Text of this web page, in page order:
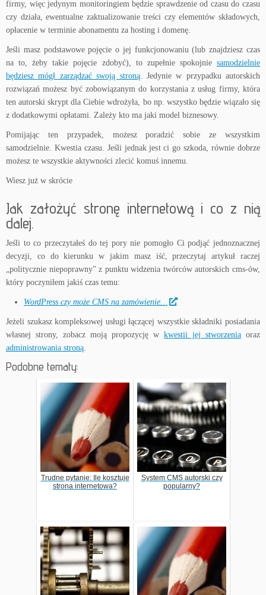
firmy, więc jedynym monitoringiem będzie sprawdzenie od czasu do czasu
czy działa, ewentualne zaktualizowanie treści czy elementów składowych,
opłacenie w terminie abonamentu za hosting i domenę.
Jeśli masz podstawowe pojęcie o jej funkcjonowaniu (lub znajdziesz czas
na to, żeby takie pojęcie zdobyć), to zupełnie spokojnie samodzielnie
będziesz mógł zarządzać swoją stroną. Jedynie w przypadku autorskich
rozwiązań możesz być zobowiązanym do korzystania z usług firmy, która
ten autorski skrypt dla Ciebie wdrożyła, bo np. wszystko będzie wiązało się
z dodatkowymi opłatami. Zależy kto ma jaki model biznesowy.
Pomijając ten przypadek, możesz poradzić sobie ze wszystkim
samodzielnie. Kwestia czasu. Jeśli jednak jest ci go szkoda, równie dobrze
możesz te wszystkie aktywności zlecić komuś innemu.
Wiesz już w skrócie
Jak założyć stronę internetową i co z nią
dalej.
Jeśli to co przeczytałeś do tej pory nie pomogło Ci podjąć jednoznacznej
decyzji, co do kierunku w jakim masz iść, przeczytaj artykuł raczej
„politycznie niepoprawny” z punktu widzenia twórców autorskich cms-ów,
który poczyniłem jakiś czas temu:
WordPress czy może CMS na zamówienie…
Jeżeli szukasz kompleksowej usługi łączącej wszystkie składniki posiadania
własnej strony, zobacz moją propozycję w kwestii jej stworzenia oraz
administrowania stroną.
Podobne tematy:
Trudne pytanie: Ile kosztuje
strona internetowa?
System CMS autorski czy
popularny?